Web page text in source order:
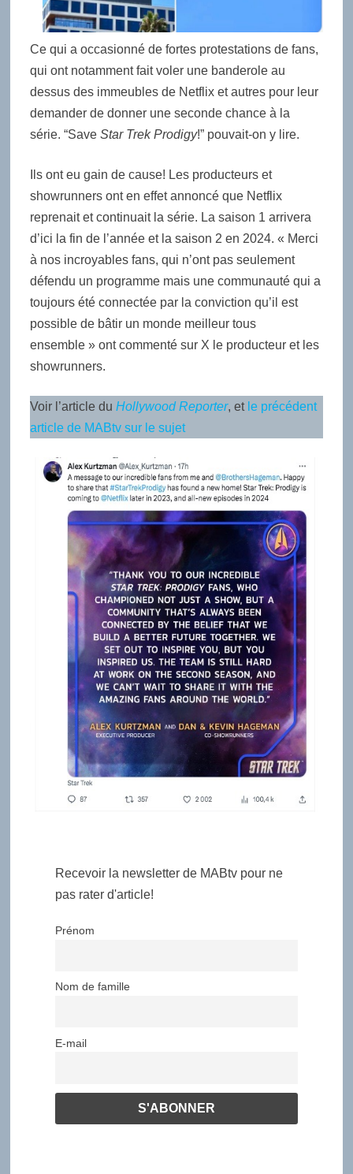
Ce qui a occasionné de fortes protestations de fans,
qui ont notamment fait voler une banderole au
dessus des immeubles de Netflix et autres pour leur
demander de donner une seconde chance à la
série. “Save Star Trek Prodigy!” pouvait-on y lire.
Ils ont eu gain de cause! Les producteurs et
showrunners ont en effet annoncé que Netflix
reprenait et continuait la série. La saison 1 arrivera
d’ici la fin de l’année et la saison 2 en 2024. « Merci
à nos incroyables fans, qui n’ont pas seulement
défendu un programme mais une communauté qui a
toujours été connectée par la conviction qu’il est
possible de bâtir un monde meilleur tous
ensemble » ont commenté sur X le producteur et les
showrunners.
Voir l’article du Hollywood Reporter, et le précédent
article de MABtv sur le sujet
Recevoir la newsletter de MABtv pour ne
pas rater d'article!
Prénom
Nom de famille
E-mail